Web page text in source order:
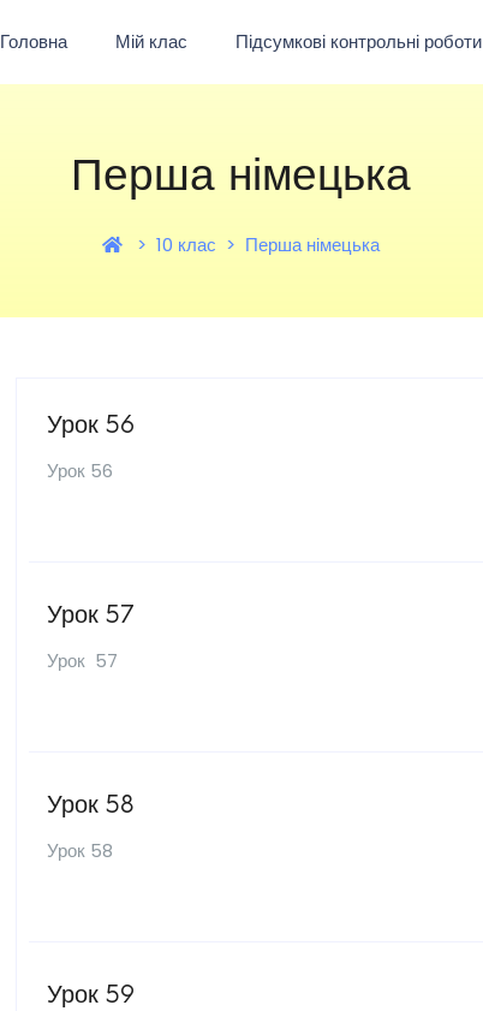
Головна Мій клас Підсумкові контрольні роботи
Перша німецька
10 клас Перша німецька
Урок 56
Урок 56
Урок 57
Урок 57
Урок 58
Урок 58
Урок 59